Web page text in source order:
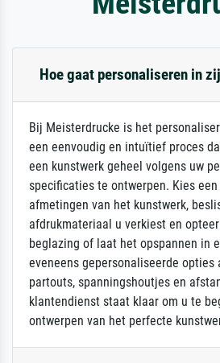
Hoe gaat personaliseren in
Bij Meisterdrucke is het
een eenvoudig en intuïtief proces
een kunstwerk geheel volgens uw
specificaties te ontwerpen. Kies
afmetingen van het kunstwerk,
afdrukmateriaal u verkiest en
beglazing of laat het opspannen in
eveneens gepersonaliseerde opties
partouts, spanningshoutjes en
klantendienst staat klaar om u te
ontwerpen van het perfecte